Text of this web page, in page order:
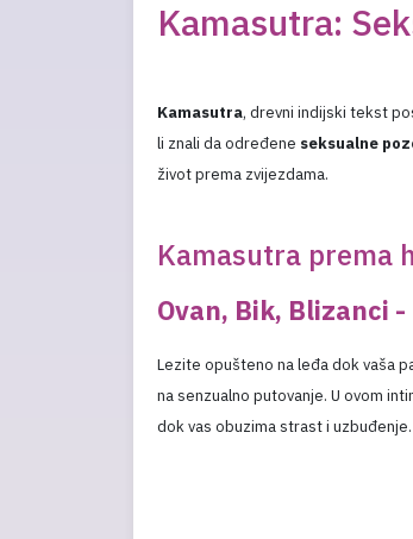
Kamasutra:
Kamasutra, drevni indijski tekst
li znali da određene seksualne
život prema zvijezdama.
Kamasutra prema
Ovan, Bik, Blizanci -
Lezite opušteno na leđa dok vaša
na senzualno putovanje. U ovom
dok vas obuzima strast i uzbuđenje.